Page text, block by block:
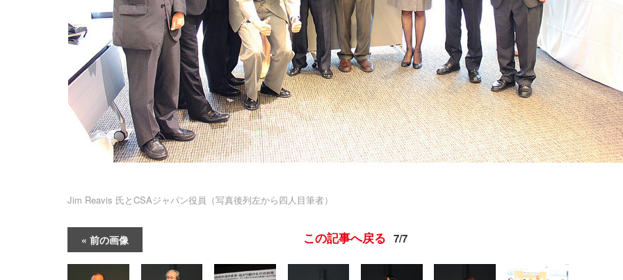
Jim Reavis 氏とCSAジャパン役員（写真後列左から四人目筆者）
前の画像 この記事へ戻る 7/7